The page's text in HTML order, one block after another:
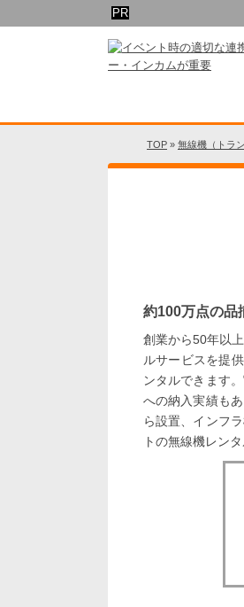
TOP » 無線機（トラ
約100万点の品
創業から50年以
ルサービスを提
ンタルできます
への納入実績も
ら設置、インフ
トの無線機レン